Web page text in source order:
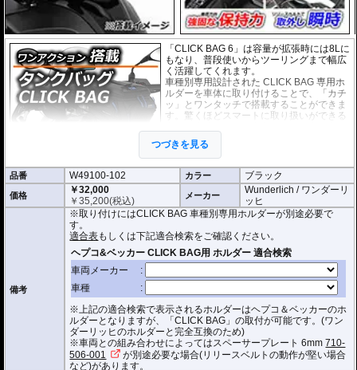
「CLICK BAG 6」は容量が拡張時には8Lに
もなり、普段使いからツーリングまで幅広
く活躍してくれます。
車種別専用設計された CLICK BAG 専用ホ
ルダーを車体に取り付けることで、「カチ
ッ」とワンタッチで搭載することができま
す。驚くほどスマートに取り扱いができる
現。
撥水加工が施された耐久性が非常に高い生
地を採用。
形状保持設計で、中身が空の状態でも型崩れせず、高速走行におけるバタつ
きを防ぎます。
防水インナー、防水ジッパーを装備しており、高い防水性能を有しておりま
す。(完全防水を保証するものではありません)
ジッパーにはタグが付けられており、グローブを付けたままでも簡単に開け
閉めできます。
バッグをホルダーから取り外す時もレシーバーのストラップを引くだけ。給
油時も邪魔になりません。
オプションでスペーサー
をご用意しております。タンクとタンクバッグのク
リアランスの調節が可能です。
容量 : 約6L(拡張時8L)
D x W x H(cm) : 約 33 x 20 x 16.5(拡張時:20)
※サイズ/画像からハンドルなどと干渉しないことをあらかじめご確認の上お求
つづきを見る
品番 W49100-102 カラー ブラック
価格
￥32,000
￥35,200(税込) メーカー
Wunderlich / ワンダーリ
ッヒ
備考
※取り付けにはCLICK BAG 車種別専用ホルダーが別途必要で
す。
適合表もしくは下記適合検索をご確認ください。
※上記の適合検索で表示されるホルダーはヘプコ＆ベッカーのホ
ルダーとなりますが、「CLICK BAG」の取付が可能です。(ワン
ダーリッヒのホルダーと完全互換のため)
※車両との組み合わせによってはスペーサープレート 6mm710-
506-001
が別途必要な場合(リリースベルトの動作が堅い場合
など)があります。